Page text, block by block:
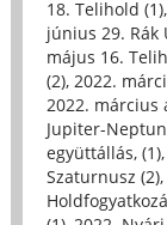
18. Telihold (1),
június 29. Rák
május 16.
(2), 2022.
2022. március
Jupiter-
együttállás, (1),
Szaturnusz (2),